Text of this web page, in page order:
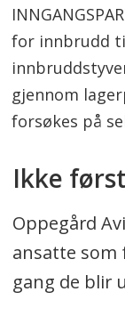
for innbrudd
gjennom
forsøkes på
Ikke
Oppegård
ansatte som
gang de blir